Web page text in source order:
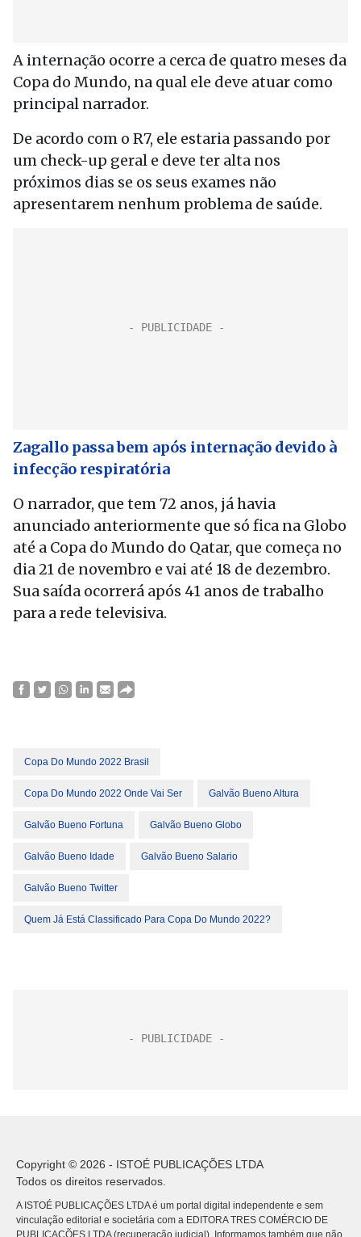
A internação ocorre a cerca de quatro meses da
Copa do Mundo, na qual ele deve atuar como
principal narrador.
De acordo com o R7, ele estaria passando por
um check-up geral e deve ter alta nos
próximos dias se os seus exames não
apresentarem nenhum problema de saúde.
Zagallo passa bem após internação devido à
infecção respiratória
O narrador, que tem 72 anos, já havia
anunciado anteriormente que só fica na Globo
até a Copa do Mundo do Qatar, que começa no
dia 21 de novembro e vai até 18 de dezembro.
Sua saída ocorrerá após 41 anos de trabalho
para a rede televisiva.
Copa Do Mundo 2022 Brasil
Copa Do Mundo 2022 Onde Vai Ser Galvão Bueno Altura
Galvão Bueno Fortuna Galvão Bueno Globo
Galvão Bueno Idade Galvão Bueno Salario
Galvão Bueno Twitter
Quem Já Está Classificado Para Copa Do Mundo 2022?
Copyright © 2026 - ISTOÉ PUBLICAÇÕES LTDA
Todos os direitos reservados.
A ISTOÉ PUBLICAÇÕES LTDA é um portal digital independente e sem
vinculação editorial e societária com a EDITORA TRES COMÉRCIO DE
PUBLICACÕES LTDA (recuperação judicial). Informamos também que não